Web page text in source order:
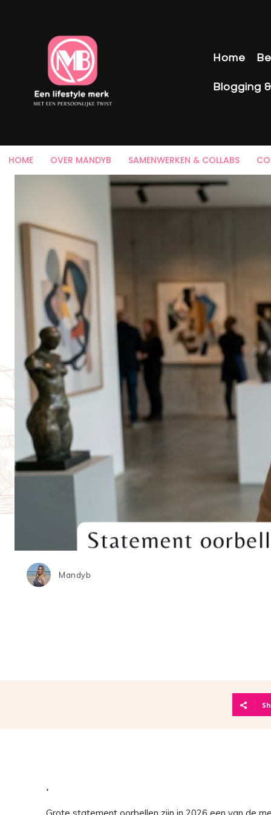
Home
Blogging
HOME OVER MANDYB SAMENWERKEN & COLLABS
Mandyb